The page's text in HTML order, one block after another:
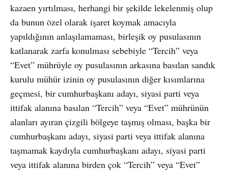
kazaen yırtılması, herhangi bir şekilde lekelenmiş olup
da bunun özel olarak işaret koymak amacıyla
yapıldığının anlaşılamaması, birleşik oy pusulasının
katlanarak zarfa konulması sebebiyle “Tercih” veya
“Evet” mührüyle oy pusulasının arkasına basılan sandık
kurulu mühür izinin oy pusulasının diğer kısımlarına
geçmesi, bir cumhurbaşkanı adayı, siyasi parti veya
ittifak alanına basılan “Tercih” veya “Evet” mührünün
alanları ayıran çizgili bölgeye taşmış olması, başka bir
cumhurbaşkanı adayı, siyasi parti veya ittifak alanına
taşmamak kaydıyla cumhurbaşkanı adayı, siyasi parti
veya ittifak alanına birden çok “Tercih” veya “Evet”